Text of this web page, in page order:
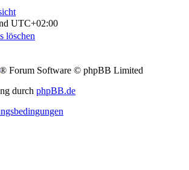
UTC+02:00
löschen
® Forum Software © phpBB Limited
durch phpBB.de